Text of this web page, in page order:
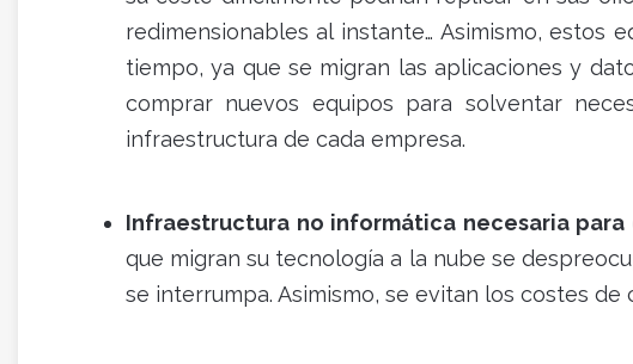
redimensionables al instante… Asimismo, estos
tiempo, ya que se migran las aplicaciones y
comprar nuevos equipos para solventar
infraestructura de cada empresa.
Infraestructura no informática necesaria
que migran su tecnología a la nube se
se interrumpa. Asimismo, se evitan los costes